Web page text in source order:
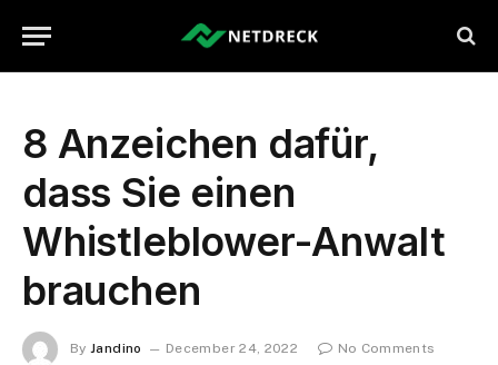
8 Anzeichen dafür,
dass Sie einen
Whistleblower-Anwalt
brauchen
By Jandino December 24, 2022
No Comments